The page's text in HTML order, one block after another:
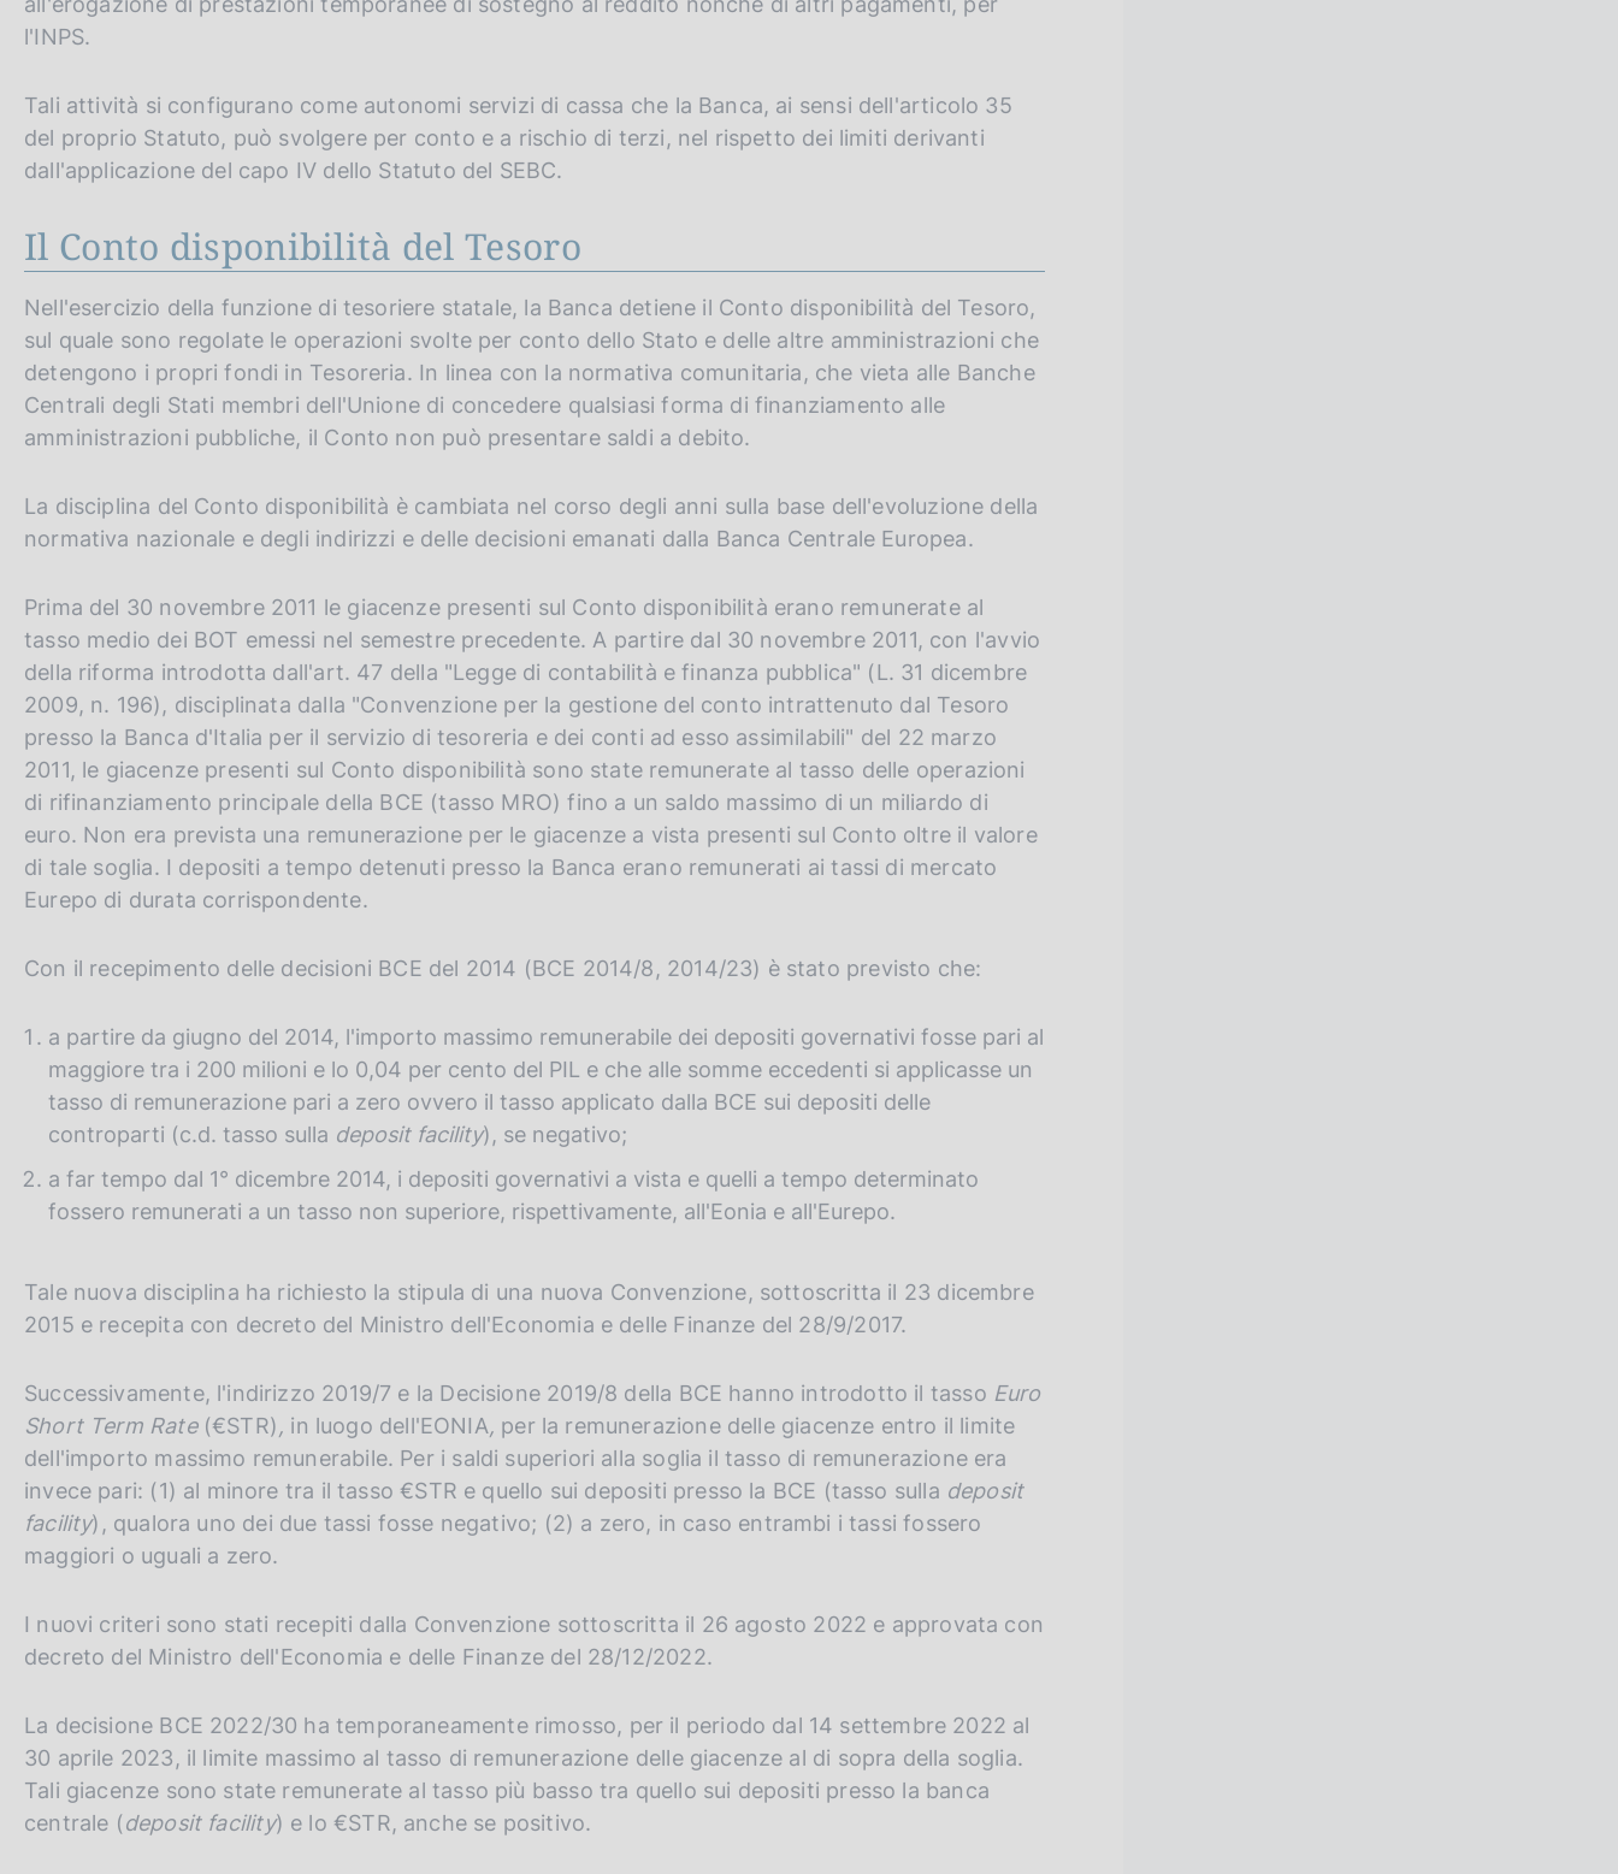
l'INPS.
Tali attività si configurano come autonomi servizi di cassa che la Banca, ai sensi dell'articolo 35
del proprio Statuto, può svolgere per conto e a rischio di terzi, nel rispetto dei limiti derivanti
dall'applicazione del capo IV dello Statuto del SEBC.
Il Conto disponibilità del Tesoro
Nell'esercizio della funzione di tesoriere statale, la Banca detiene il Conto disponibilità del Tesoro,
sul quale sono regolate le operazioni svolte per conto dello Stato e delle altre amministrazioni che
detengono i propri fondi in Tesoreria. In linea con la normativa comunitaria, che vieta alle Banche
Centrali degli Stati membri dell'Unione di concedere qualsiasi forma di finanziamento alle
amministrazioni pubbliche, il Conto non può presentare saldi a debito.
La disciplina del Conto disponibilità è cambiata nel corso degli anni sulla base dell'evoluzione della
normativa nazionale e degli indirizzi e delle decisioni emanati dalla Banca Centrale Europea.
Prima del 30 novembre 2011 le giacenze presenti sul Conto disponibilità erano remunerate al
tasso medio dei BOT emessi nel semestre precedente. A partire dal 30 novembre 2011, con l'avvio
della riforma introdotta dall'art. 47 della "Legge di contabilità e finanza pubblica" (L. 31 dicembre
2009, n. 196), disciplinata dalla "Convenzione per la gestione del conto intrattenuto dal Tesoro
presso la Banca d'Italia per il servizio di tesoreria e dei conti ad esso assimilabili" del 22 marzo
2011, le giacenze presenti sul Conto disponibilità sono state remunerate al tasso delle operazioni
di rifinanziamento principale della BCE (tasso MRO) fino a un saldo massimo di un miliardo di
euro. Non era prevista una remunerazione per le giacenze a vista presenti sul Conto oltre il valore
di tale soglia. I depositi a tempo detenuti presso la Banca erano remunerati ai tassi di mercato
Eurepo di durata corrispondente.
Con il recepimento delle decisioni BCE del 2014 (BCE 2014/8, 2014/23) è stato previsto che:
a partire da giugno del 2014, l'importo massimo remunerabile dei depositi governativi fosse pari al
maggiore tra i 200 milioni e lo 0,04 per cento del PIL e che alle somme eccedenti si applicasse un
tasso di remunerazione pari a zero ovvero il tasso applicato dalla BCE sui depositi delle
controparti (c.d. tasso sulla deposit facility), se negativo;
a far tempo dal 1° dicembre 2014, i depositi governativi a vista e quelli a tempo determinato
fossero remunerati a un tasso non superiore, rispettivamente, all'Eonia e all'Eurepo.
Tale nuova disciplina ha richiesto la stipula di una nuova Convenzione, sottoscritta il 23 dicembre
2015 e recepita con decreto del Ministro dell'Economia e delle Finanze del 28/9/2017.
Successivamente, l'indirizzo 2019/7 e la Decisione 2019/8 della BCE hanno introdotto il tasso Euro
Short Term Rate (€STR), in luogo dell'EONIA, per la remunerazione delle giacenze entro il limite
dell'importo massimo remunerabile. Per i saldi superiori alla soglia il tasso di remunerazione era
invece pari: (1) al minore tra il tasso €STR e quello sui depositi presso la BCE (tasso sulla deposit
facility), qualora uno dei due tassi fosse negativo; (2) a zero, in caso entrambi i tassi fossero
maggiori o uguali a zero.
I nuovi criteri sono stati recepiti dalla Convenzione sottoscritta il 26 agosto 2022 e approvata con
decreto del Ministro dell'Economia e delle Finanze del 28/12/2022.
La decisione BCE 2022/30 ha temporaneamente rimosso, per il periodo dal 14 settembre 2022 al
30 aprile 2023, il limite massimo al tasso di remunerazione delle giacenze al di sopra della soglia.
Tali giacenze sono state remunerate al tasso più basso tra quello sui depositi presso la banca
centrale (deposit facility) e lo €STR, anche se positivo.